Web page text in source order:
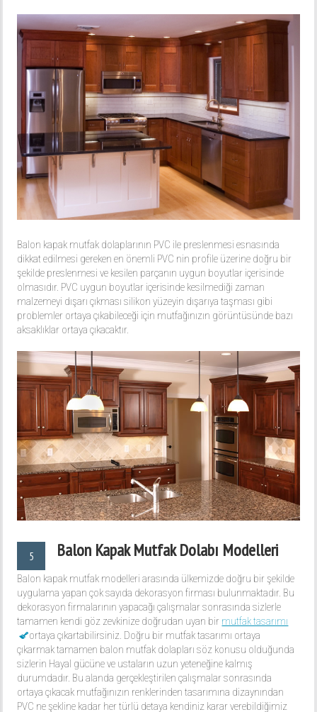
Balon kapak mutfak dolaplarının PVC ile preslenmesi esnasında
dikkat edilmesi gereken en önemli PVC nin profile üzerine doğru bir
şekilde preslenmesi ve kesilen parçanın uygun boyutlar içerisinde
olmasıdır. PVC uygun boyutlar içerisinde kesilmediği zaman
malzemeyi dışarı çıkması silikon yüzeyin dışarıya taşması gibi
problemler ortaya çıkabileceği için mutfağınızın görüntüsünde bazı
aksaklıklar ortaya çıkacaktır.
5 Balon Kapak Mutfak Dolabı Modelleri
Balon kapak mutfak modelleri arasında ülkemizde doğru bir şekilde
uygulama yapan çok sayıda dekorasyon firması bulunmaktadır. Bu
dekorasyon firmalarının yapacağı çalışmalar sonrasında sizlerle
tamamen kendi göz zevkinize doğrudan uyan bir mutfak tasarımı
ortaya çıkartabilirsiniz. Doğru bir mutfak tasarımı ortaya
çıkarmak tamamen balon mutfak dolapları söz konusu olduğunda
sizlerin Hayal gücüne ve ustaların uzun yeteneğine kalmış
durumdadır. Bu alanda gerçekleştirilen çalışmalar sonrasında
ortaya çıkacak mutfağınızın renklerinden tasarımına dizaynından
PVC ne şekline kadar her türlü detaya kendiniz karar verebildiğimiz